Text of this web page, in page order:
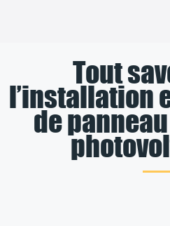
Tout
l’installation
de